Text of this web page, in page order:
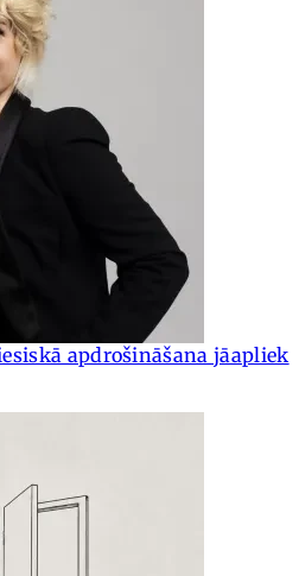
apdrošināšana jāapliek